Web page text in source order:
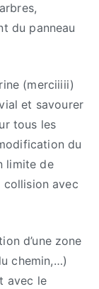
du panneau
(merciiiii)
et savourer
tous les
du
limite de
collision avec
d’une zone
chemin,…)
avec le